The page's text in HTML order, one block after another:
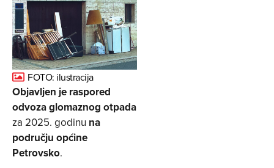
FOTO: ilustracija
Objavljen je raspored
odvoza glomaznog otpada
za 2025. godinu na
području općine
Petrovsko.